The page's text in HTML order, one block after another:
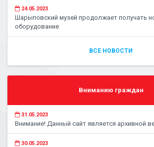
24.05.2023
Шарыповский музей продолжает получать
оборудование
ВСЕ НОВОСТИ
Вниманию граждан
31.05.2023
Внимание! Данный сайт является архивной
30.05.2023